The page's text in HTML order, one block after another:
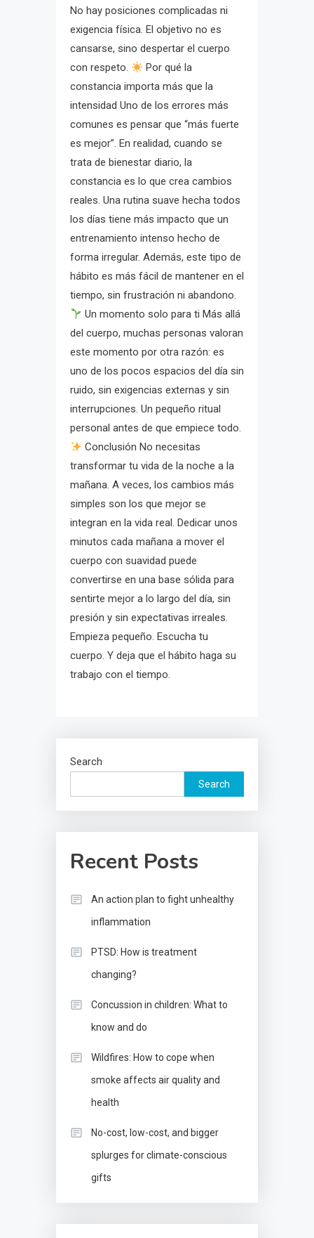
No hay posiciones complicadas ni
exigencia física. El objetivo no es
cansarse, sino despertar el cuerpo
con respeto.
Por qué la
constancia importa más que la
intensidad Uno de los errores más
comunes es pensar que “más fuerte
es mejor”. En realidad, cuando se
trata de bienestar diario, la
constancia es lo que crea cambios
reales. Una rutina suave hecha todos
los días tiene más impacto que un
entrenamiento intenso hecho de
forma irregular. Además, este tipo de
hábito es más fácil de mantener en el
tiempo, sin frustración ni abandono.
Un momento solo para ti Más allá
del cuerpo, muchas personas valoran
este momento por otra razón: es
uno de los pocos espacios del día sin
ruido, sin exigencias externas y sin
interrupciones. Un pequeño ritual
personal antes de que empiece todo.
Conclusión No necesitas
transformar tu vida de la noche a la
mañana. A veces, los cambios más
simples son los que mejor se
integran en la vida real. Dedicar unos
minutos cada mañana a mover el
cuerpo con suavidad puede
convertirse en una base sólida para
sentirte mejor a lo largo del día, sin
presión y sin expectativas irreales.
Empieza pequeño. Escucha tu
cuerpo. Y deja que el hábito haga su
trabajo con el tiempo.
Search
Search
Recent Posts
An action plan to fight unhealthy
inflammation
PTSD: How is treatment
changing?
Concussion in children: What to
know and do
Wildfires: How to cope when
smoke affects air quality and
health
No-cost, low-cost, and bigger
splurges for climate-conscious
gifts